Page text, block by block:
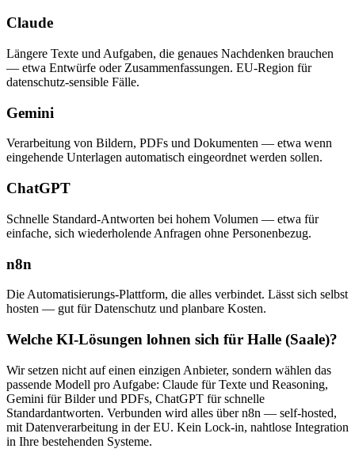
Claude
Längere Texte und Aufgaben, die genaues Nachdenken brauchen
— etwa Entwürfe oder Zusammenfassungen. EU-Region für
datenschutz-sensible Fälle.
Gemini
Verarbeitung von Bildern, PDFs und Dokumenten — etwa wenn
eingehende Unterlagen automatisch eingeordnet werden sollen.
ChatGPT
Schnelle Standard-Antworten bei hohem Volumen — etwa für
einfache, sich wiederholende Anfragen ohne Personenbezug.
n8n
Die Automatisierungs-Plattform, die alles verbindet. Lässt sich selbst
hosten — gut für Datenschutz und planbare Kosten.
Welche KI-Lösungen lohnen sich für Halle (Saale)?
Wir setzen nicht auf einen einzigen Anbieter, sondern wählen das
passende Modell pro Aufgabe: Claude für Texte und Reasoning,
Gemini für Bilder und PDFs, ChatGPT für schnelle
Standardantworten. Verbunden wird alles über n8n — self-hosted,
mit Datenverarbeitung in der EU. Kein Lock-in, nahtlose Integration
in Ihre bestehenden Systeme.